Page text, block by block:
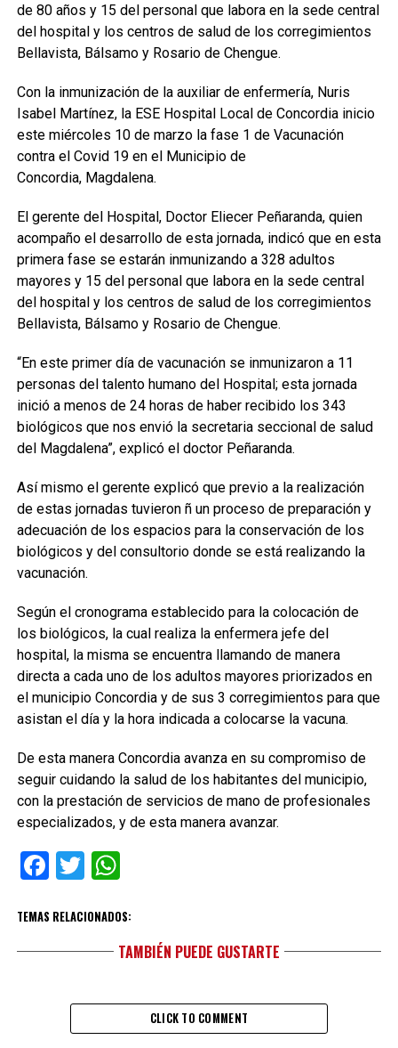
de 80 años y 15 del personal que labora en la sede central
del hospital y los centros de salud de los corregimientos
Bellavista, Bálsamo y Rosario de Chengue.
Con la inmunización de la auxiliar de enfermería, Nuris
Isabel Martínez, la ESE Hospital Local de Concordia inicio
este miércoles 10 de marzo la fase 1 de Vacunación
contra el Covid 19 en el Municipio de
Concordia, Magdalena.
El gerente del Hospital, Doctor Eliecer Peñaranda, quien
acompaño el desarrollo de esta jornada, indicó que en esta
primera fase se estarán inmunizando a 328 adultos
mayores y 15 del personal que labora en la sede central
del hospital y los centros de salud de los corregimientos
Bellavista, Bálsamo y Rosario de Chengue.
“En este primer día de vacunación se inmunizaron a 11
personas del talento humano del Hospital; esta jornada
inició a menos de 24 horas de haber recibido los 343
biológicos que nos envió la secretaria seccional de salud
del Magdalena”, explicó el doctor Peñaranda.
Así mismo el gerente explicó que previo a la realización
de estas jornadas tuvieron ñ un proceso de preparación y
adecuación de los espacios para la conservación de los
biológicos y del consultorio donde se está realizando la
vacunación.
Según el cronograma establecido para la colocación de
los biológicos, la cual realiza la enfermera jefe del
hospital, la misma se encuentra llamando de manera
directa a cada uno de los adultos mayores priorizados en
el municipio Concordia y de sus 3 corregimientos para que
asistan el día y la hora indicada a colocarse la vacuna.
De esta manera Concordia avanza en su compromiso de
seguir cuidando la salud de los habitantes del municipio,
con la prestación de servicios de mano de profesionales
especializados, y de esta manera avanzar.
Facebook
TwitterWhatsApp
TEMAS RELACIONADOS:
TAMBIÉN PUEDE GUSTARTE
CLICK TO COMMENT